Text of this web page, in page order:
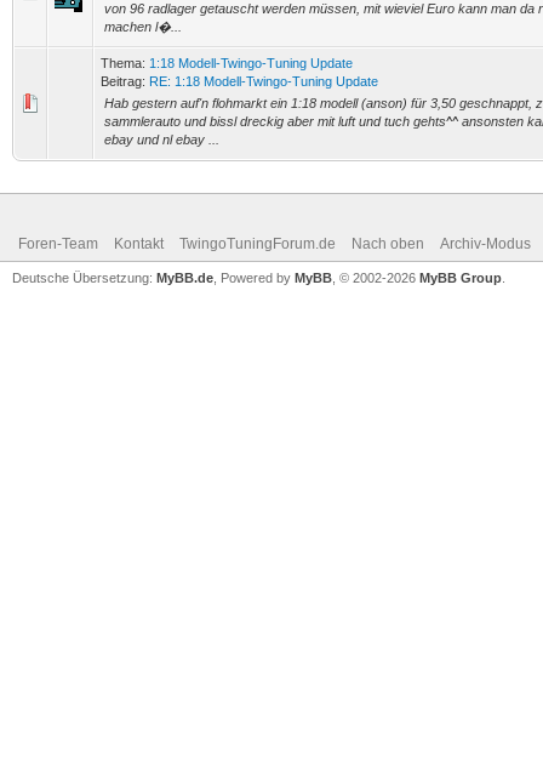
von 96 radlager getauscht werden müssen, mit wieviel Euro kann man da
machen l�...
Thema: 1:18 Modell-Twingo-Tuning Update
Beitrag: RE: 1:18 Modell-Twingo-Tuning Update
Hab gestern auf'n flohmarkt ein 1:18 modell (anson) für 3,50 geschnappt,
sammlerauto und bissl dreckig aber mit luft und tuch gehts^^ ansonsten
ebay und nl ebay ...
Foren-Team Kontakt TwingoTuningForum.de Nach oben Archiv-Modus
Deutsche Übersetzung: MyBB.de , Powered by MyBB , © 2002-2026 MyBB Group